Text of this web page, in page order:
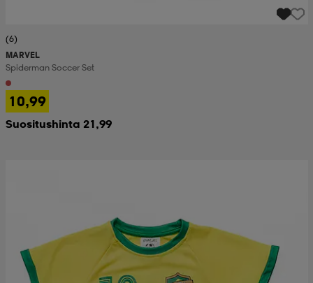
(6)
MARVEL
Spiderman Soccer Set
10,99
Suositushinta 21,99